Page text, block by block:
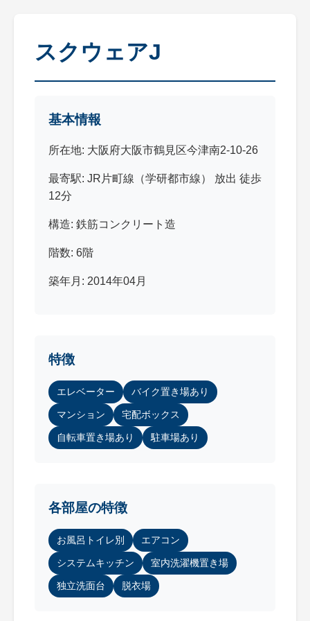
スクウェアJ
基本情報
所在地: 大阪府大阪市鶴見区今津南2-10-26
最寄駅: JR片町線（学研都市線） 放出 徒歩
12分
構造: 鉄筋コンクリート造
階数: 6階
築年月: 2014年04月
特徴
エレベーター バイク置き場あり
マンション 宅配ボックス
自転車置き場あり 駐車場あり
各部屋の特徴
お風呂トイレ別 エアコン
システムキッチン 室内洗濯機置き場
独立洗面台 脱衣場